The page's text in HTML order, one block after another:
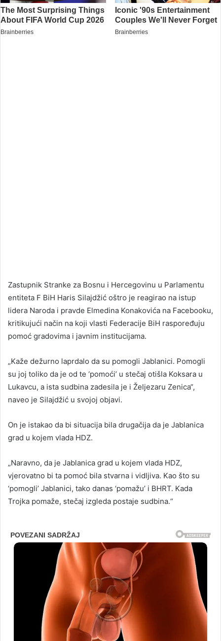
Zastupnik Stranke za Bosnu i Hercegovinu u Parlamentu
entiteta F BiH Haris Silajdžić oštro je reagirao na istup
lidera Naroda i pravde Elmedina Konakovića na Facebooku,
kritikujući način na koji vlasti Federacije BiH raspoređuju
pomoć gradovima i javnim institucijama.
„Kaže dežurno laprdalo da su pomogli Jablanici. Pomogli
su joj toliko da je od te ‘pomoći’ u stečaj otišla Koksara u
Lukavcu, a ista sudbina zadesila je i Željezaru Zenica“,
naveo je Silajdžić u svojoj objavi.
On je istakao da bi situacija bila drugačija da je Jablanica
grad u kojem vlada HDZ.
„Naravno, da je Jablanica grad u kojem vlada HDZ,
vjerovatno bi ta pomoć bila stvarna i vidljiva. Kao što su
‘pomogli’ Jablanici, tako danas ‘pomažu’ i BHRT. Kada
Trojka pomaže, stečaj izgleda postaje sudbina.“